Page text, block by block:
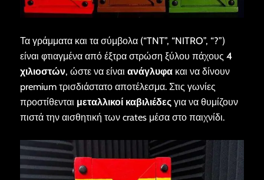
Τα γράμματα και τα σύμβολα (“TNT”, “NITRO”, “?”)
είναι φτιαγμένα από έξτρα στρώση ξύλου πάχους 4
χιλιοστών, ώστε να είναι ανάγλυφακαι να δίνουν
premium τρισδιάστατο αποτέλεσμα. Στις γωνίες
προστίθενται μεταλλικοί καβιλιέδεςγια να θυμίζουν
πιστά την αισθητική των crates μέσα στο παιχνίδι.